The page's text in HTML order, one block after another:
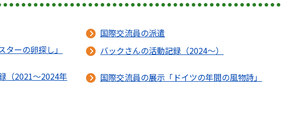
国際交流員の派遣
ーの卵探し」
バックさんの活動記録（2024～）
（2021～2024年
国際交流員の展示「ドイツの年間の風物詩」